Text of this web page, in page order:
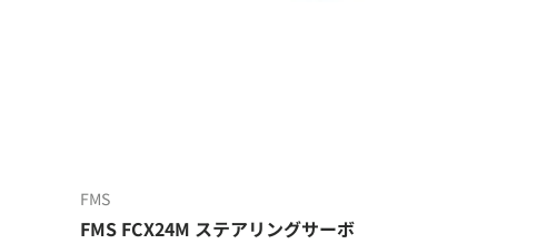
FMS
FMS FCX24M ステアリングサーボ